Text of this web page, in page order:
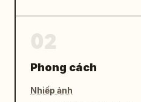
Phong cách
Nhiếp ảnh